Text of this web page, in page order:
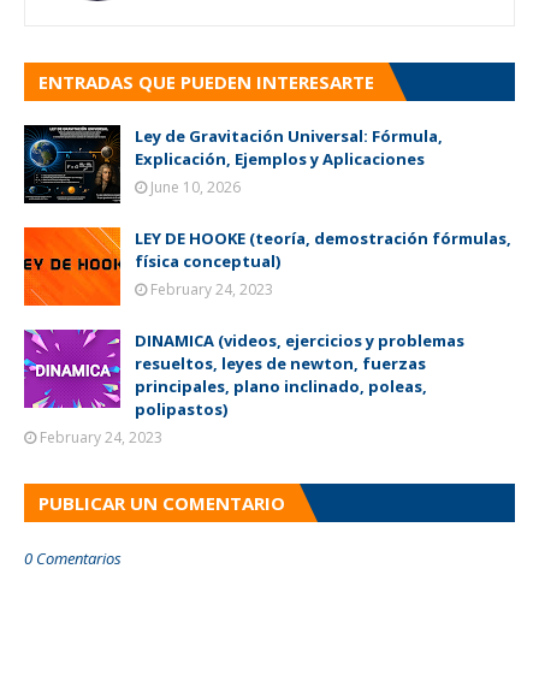
ENTRADAS QUE PUEDEN INTERESARTE
Ley de Gravitación Universal: Fórmula,
Explicación, Ejemplos y Aplicaciones
June 10, 2026
LEY DE HOOKE (teoría, demostración fórmulas,
física conceptual)
February 24, 2023
DINAMICA (videos, ejercicios y problemas
resueltos, leyes de newton, fuerzas
principales, plano inclinado, poleas,
polipastos)
February 24, 2023
PUBLICAR UN COMENTARIO
0 Comentarios